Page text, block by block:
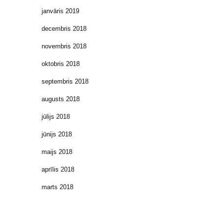
janvāris 2019
decembris 2018
novembris 2018
oktobris 2018
septembris 2018
augusts 2018
jūlijs 2018
jūnijs 2018
maijs 2018
aprīlis 2018
marts 2018